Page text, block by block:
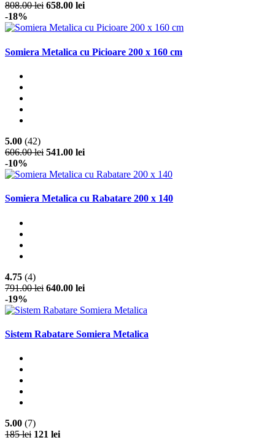
808.00 lei 658.00 lei
-18%
Somiera Metalica cu Picioare 200 x 160 cm
5.00 (42)
606.00 lei 541.00 lei
-10%
Somiera Metalica cu Rabatare 200 x 140
4.75 (4)
791.00 lei 640.00 lei
-19%
Sistem Rabatare Somiera Metalica
5.00 (7)
185 lei 121 lei